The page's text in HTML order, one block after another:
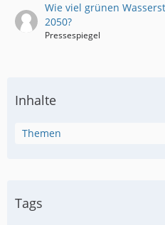
Wie viel grünen
2050?
Pressespiegel
Inhalte
Themen
Tags